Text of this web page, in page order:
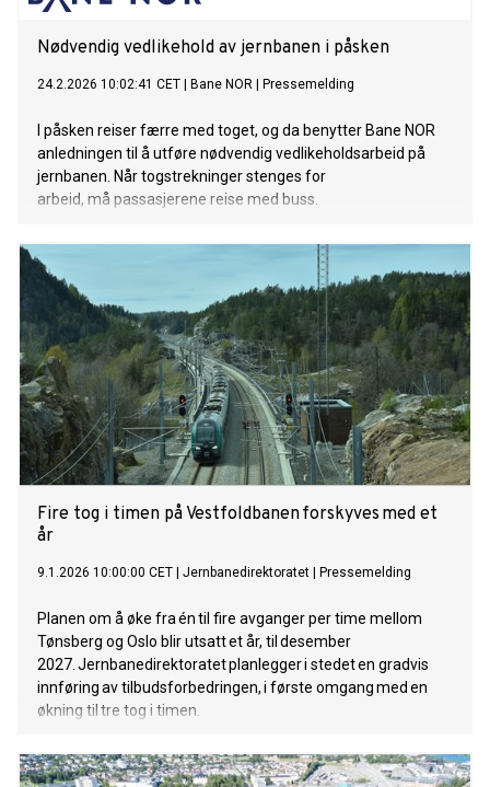
Nødvendig vedlikehold av jernbanen i påsken
24.2.2026 10:02:41 CET Bane NOR Pressemelding
I påsken reiser færre med toget, og da benytter Bane NOR
anledningen til å utføre nødvendig vedlikeholdsarbeid på
jernbanen. Når togstrekninger stenges for
arbeid, må passasjerene reise med buss.
Fire tog i timen på Vestfoldbanen forskyves med et
år
9.1.2026 10:00:00 CET Jernbanedirektoratet Pressemelding
Planen om å øke fra én til fire avganger per time mellom
Tønsberg og Oslo blir utsatt et år, til desember
2027. Jernbanedirektoratet planlegger i stedet en gradvis
innføring av tilbudsforbedringen, i første omgang med en
økning til tre tog i timen.